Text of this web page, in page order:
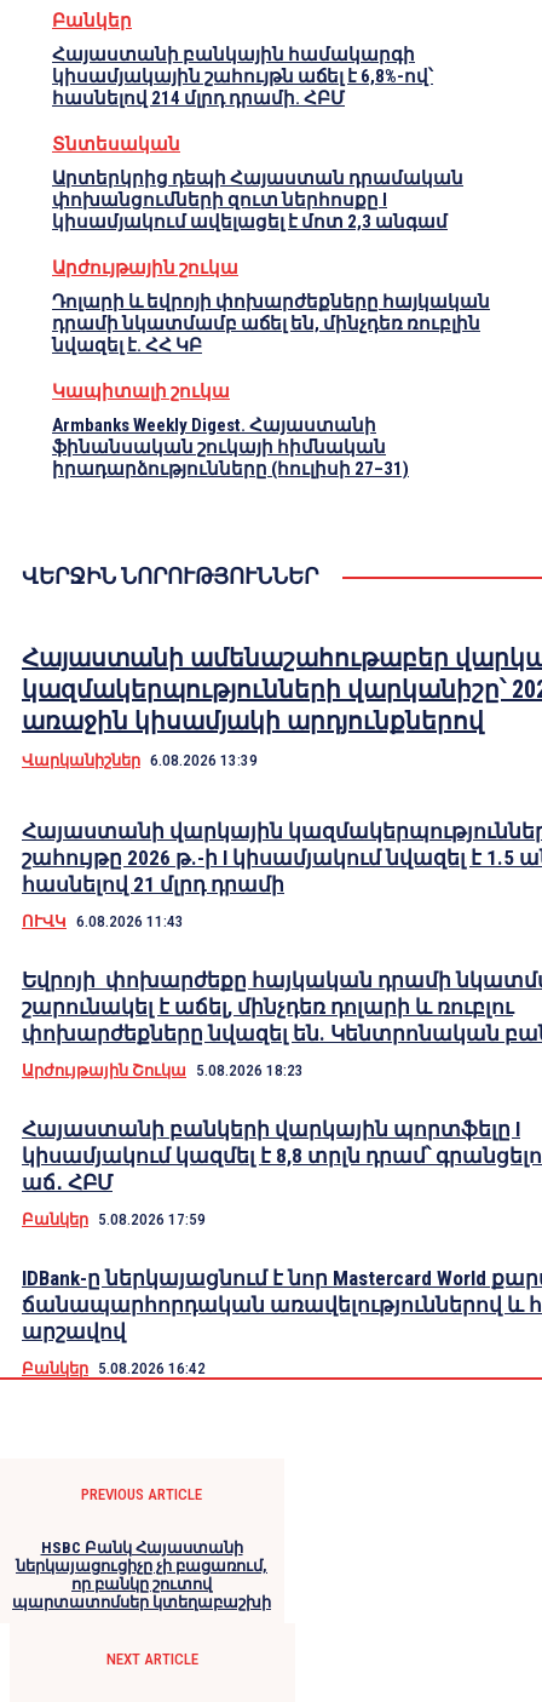
Բանկեր
Հայաստանի բանկային համակարգի
կիսամյակային շահույթն աճել է 6,8%-ով՝
հասնելով 214 մլրդ դրամի. ՀԲՄ
Տնտեսական
Արտերկրից դեպի Հայաստան դրամական
փոխանցումների զուտ ներհոսքը I
կիսամյակում ավելացել է մոտ 2,3 անգամ
Արժույթային շուկա
Դոլարի և եվրոյի փոխարժեքները հայկական
դրամի նկատմամբ աճել են, մինչդեռ ռուբլին
նվազել է. ՀՀ ԿԲ
Կապիտալի շուկա
Armbanks Weekly Digest. Հայաստանի
ֆինանսական շուկայի հիմնական
իրադարձությունները (հուլիսի 27–31)
ՎԵՐՋԻՆ ՆՈՐՈՒԹՅՈՒՆՆԵՐ
Հայաստանի ամենաշահութաբեր
կազմակերպությունների վարկանիշը՝
առաջին կիսամյակի արդյունքներով
Վարկանիշներ 6.08.2026 13:39
Հայաստանի վարկային
շահույթը 2026 թ.-ի I կիսամյակում նվազել է 1.5
հասնելով 21 մլրդ դրամի
ՈՒՎԿ 6.08.2026 11:43
Եվրոյի փոխարժեքը հայկական դրամի
շարունակել է աճել, մինչդեռ դոլարի և ռուբլու
փոխարժեքները նվազել են. Կենտրոնական
Արժույթային Շուկա 5.08.2026 18:23
Հայաստանի բանկերի վարկային պորտֆելը I
կիսամյակում կազմել է 8,8 տրլն դրամ՝
աճ․ ՀԲՄ
Բանկեր 5.08.2026 17:59
IDBank-ը ներկայացնում է նոր Mastercard World
ճանապարհորդական առավելություններով և
արշավով
Բանկեր 5.08.2026 16:42
PREVIOUS ARTICLE
HSBC Բանկ Հայաստանի
ներկայացուցիչը չի բացառում,
որ բանկը շուտով
պարտատոմսեր կտեղաբաշխի
NEXT ARTICLE